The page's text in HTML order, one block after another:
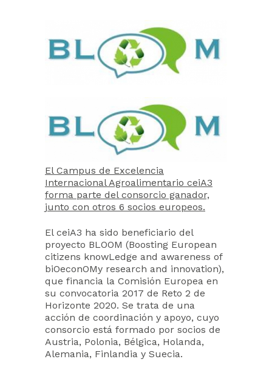
El Campus de Excelencia
Internacional Agroalimentario ceiA3
forma parte del consorcio ganador,
junto con otros 6 socios europeos.
El ceiA3 ha sido beneficiario del
proyecto BLOOM (Boosting European
citizens knowLedge and awareness of
biOeconOMy research and innovation),
que financia la Comisión Europea en
su convocatoria 2017 de Reto 2 de
Horizonte 2020. Se trata de una
acción de coordinación y apoyo, cuyo
consorcio está formado por socios de
Austria, Polonia, Bélgica, Holanda,
Alemania, Finlandia y Suecia.